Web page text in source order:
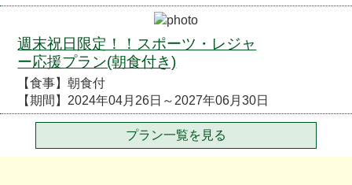
週末祝日限定！！スポーツ・レジャ
ー応援プラン(朝食付き)
【食事】朝食付
【期間】2024年04月26日～2027年06月30日
プラン一覧を見る